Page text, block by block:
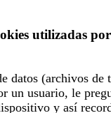
utilizadas por
datos (archivos de
un usuario, le
y así